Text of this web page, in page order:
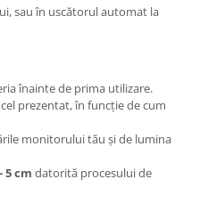
sau în uscătorul automat la
înainte de prima utilizare.
prezentat, în funcție de cum
monitorului tău și de lumina
5 cm datorită procesului de